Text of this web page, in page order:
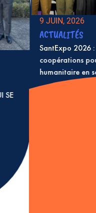
SE
: CHEZ
QUI SE
9 JUIN, 2026
ACTUALITÉS
SantExpo 2026
coopérations
humanitaire en